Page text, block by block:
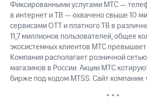
Фиксированными услугами МТС —
в интернет и ТВ — охвачено свыше 10
сервисами OTT и платного ТВ в
11,7 миллионов пользователей, общее
экосистемных клиентов МТС
Компания располагает розничной
магазинов в России. Акции МТС
бирже под кодом MTSS. Сайт компании:
* * *